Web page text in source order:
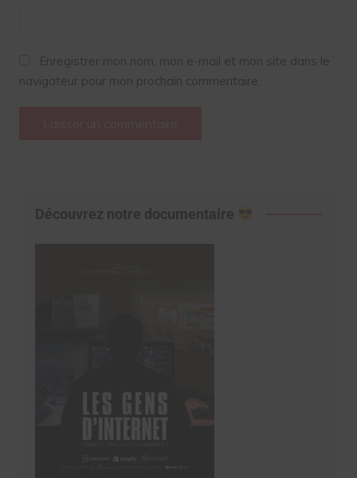
Enregistrer mon nom, mon e-mail et mon site dans le
navigateur pour mon prochain commentaire.
Découvrez notre documentaire